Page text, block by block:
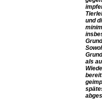
und
als